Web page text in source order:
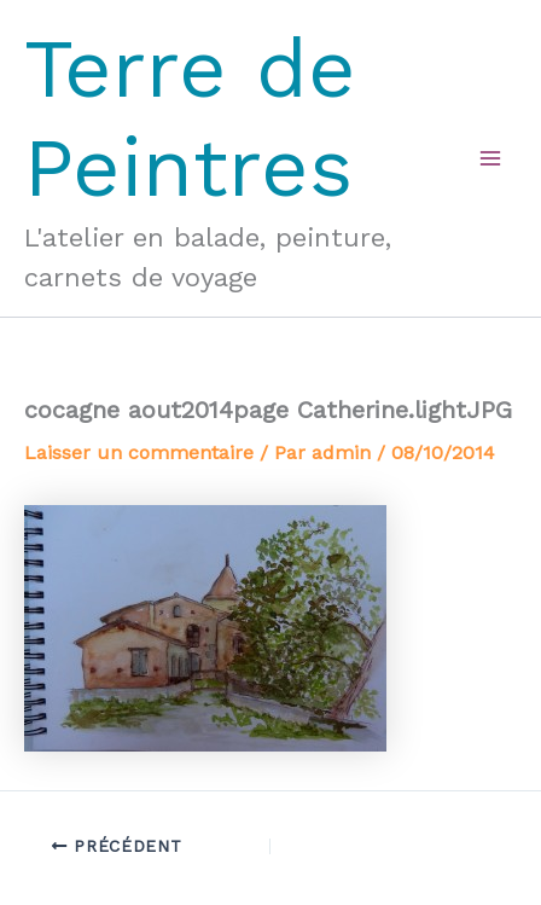
contenu
Terre de
Peintres
L'atelier en balade, peinture,
carnets de voyage
cocagne aout2014page Catherine.lightJPG
Laisser un commentaire / Par admin / 08/10/2014
PRÉCÉDENT